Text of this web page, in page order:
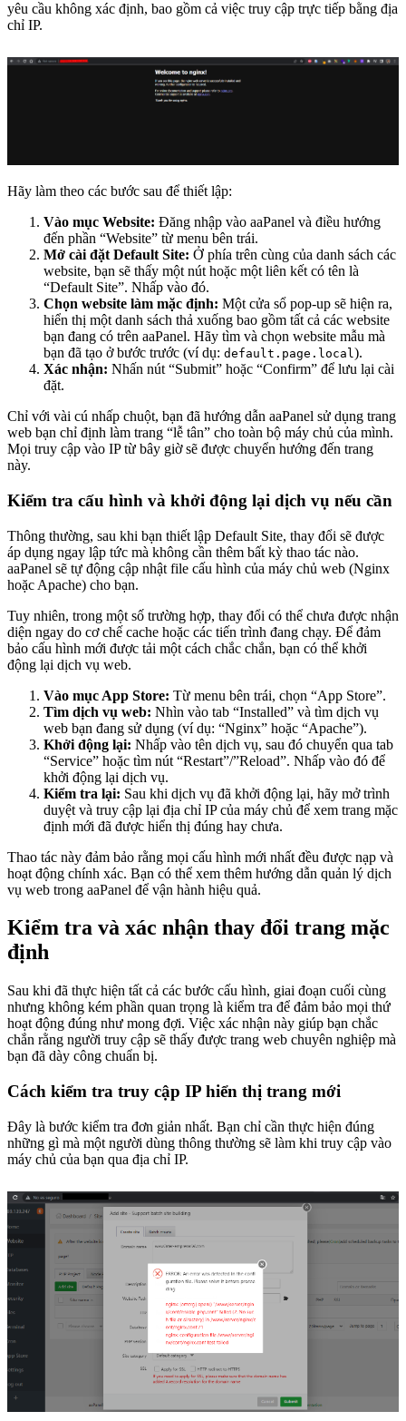
yêu cầu không xác định, bao gồm cả việc truy cập trực tiếp bằng địa
chỉ IP.
Hãy làm theo các bước sau để thiết lập:
Vào mục Website: Đăng nhập vào aaPanel và điều hướng
đến phần “Website” từ menu bên trái.
Mở cài đặt Default Site: Ở phía trên cùng của danh sách các
website, bạn sẽ thấy một nút hoặc một liên kết có tên là
“Default Site”. Nhấp vào đó.
Chọn website làm mặc định: Một cửa sổ pop-up sẽ hiện ra,
hiển thị một danh sách thả xuống bao gồm tất cả các website
bạn đang có trên aaPanel. Hãy tìm và chọn website mẫu mà
bạn đã tạo ở bước trước (ví dụ: default.page.local).
Xác nhận: Nhấn nút “Submit” hoặc “Confirm” để lưu lại cài
đặt.
Chỉ với vài cú nhấp chuột, bạn đã hướng dẫn aaPanel sử dụng trang
web bạn chỉ định làm trang “lễ tân” cho toàn bộ máy chủ của mình.
Mọi truy cập vào IP từ bây giờ sẽ được chuyển hướng đến trang
này.
Kiểm tra cấu hình và khởi động lại dịch vụ nếu cần
Thông thường, sau khi bạn thiết lập Default Site, thay đổi sẽ được
áp dụng ngay lập tức mà không cần thêm bất kỳ thao tác nào.
aaPanel sẽ tự động cập nhật file cấu hình của máy chủ web (Nginx
hoặc Apache) cho bạn.
Tuy nhiên, trong một số trường hợp, thay đổi có thể chưa được nhận
diện ngay do cơ chế cache hoặc các tiến trình đang chạy. Để đảm
bảo cấu hình mới được tải một cách chắc chắn, bạn có thể khởi
động lại dịch vụ web.
Vào mục App Store: Từ menu bên trái, chọn “App Store”.
Tìm dịch vụ web: Nhìn vào tab “Installed” và tìm dịch vụ
web bạn đang sử dụng (ví dụ: “Nginx” hoặc “Apache”).
Khởi động lại: Nhấp vào tên dịch vụ, sau đó chuyển qua tab
“Service” hoặc tìm nút “Restart”/”Reload”. Nhấp vào đó để
khởi động lại dịch vụ.
Kiểm tra lại: Sau khi dịch vụ đã khởi động lại, hãy mở trình
duyệt và truy cập lại địa chỉ IP của máy chủ để xem trang mặc
định mới đã được hiển thị đúng hay chưa.
Thao tác này đảm bảo rằng mọi cấu hình mới nhất đều được nạp và
hoạt động chính xác. Bạn có thể xem thêm hướng dẫn quản lý dịch
vụ web trong aaPanel để vận hành hiệu quả.
Kiểm tra và xác nhận thay đổi trang mặc
định
Sau khi đã thực hiện tất cả các bước cấu hình, giai đoạn cuối cùng
nhưng không kém phần quan trọng là kiểm tra để đảm bảo mọi thứ
hoạt động đúng như mong đợi. Việc xác nhận này giúp bạn chắc
chắn rằng người truy cập sẽ thấy được trang web chuyên nghiệp mà
bạn đã dày công chuẩn bị.
Cách kiểm tra truy cập IP hiển thị trang mới
Đây là bước kiểm tra đơn giản nhất. Bạn chỉ cần thực hiện đúng
những gì mà một người dùng thông thường sẽ làm khi truy cập vào
máy chủ của bạn qua địa chỉ IP.